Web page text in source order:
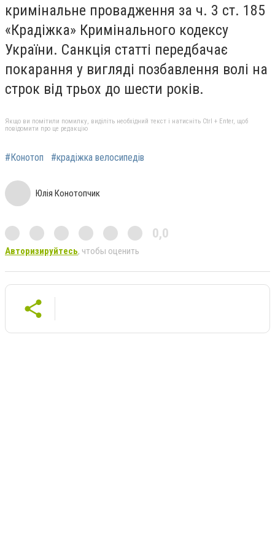
кримінальне провадження за ч. 3 ст. 185
«Крадіжка» Кримінального кодексу
України. Санкція статті передбачає
покарання у вигляді позбавлення волі на
строк від трьох до шести років.
Якщо ви помітили помилку, виділіть необхідний текст і натисніть Ctrl + Enter, щоб
повідомити про це редакцію
#Конотоп #крадіжка велосипедів
Юлія Конотопчик
0,0
Авторизируйтесь, чтобы оценить